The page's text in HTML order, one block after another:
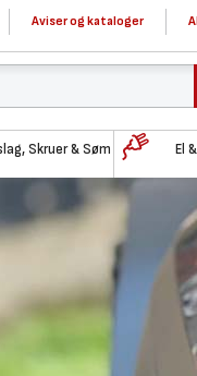
Aviser og kataloger
Skruer & Søm El